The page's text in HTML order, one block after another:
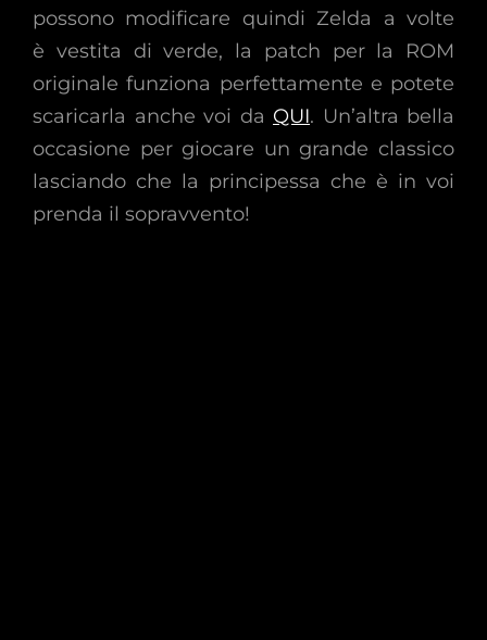
possono modificare quindi Zelda a volte
è vestita di verde, la patch per la ROM
originale funziona perfettamente e potete
scaricarla anche voi da QUI. Un’altra bella
occasione per giocare un grande classico
lasciando che la principessa che è in voi
prenda il sopravvento!